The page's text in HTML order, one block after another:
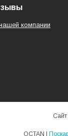
компании
Сайт
OCTAN |